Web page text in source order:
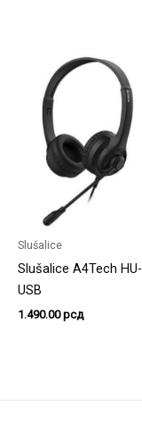
Slušalice
Slušalice A4Tech
USB
1.490.00рсд